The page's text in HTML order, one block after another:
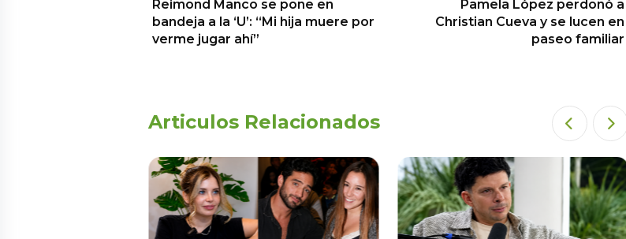
Reimond Manco se pone en
bandeja a la ‘U’: “Mi hija muere por
verme jugar ahí”
Pamela López perdonó a
Christian Cueva y se lucen en
paseo familiar
Articulos Relacionados